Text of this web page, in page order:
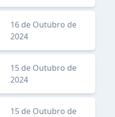
16 de Outubro de
2024
15 de Outubro de
2024
15 de Outubro de